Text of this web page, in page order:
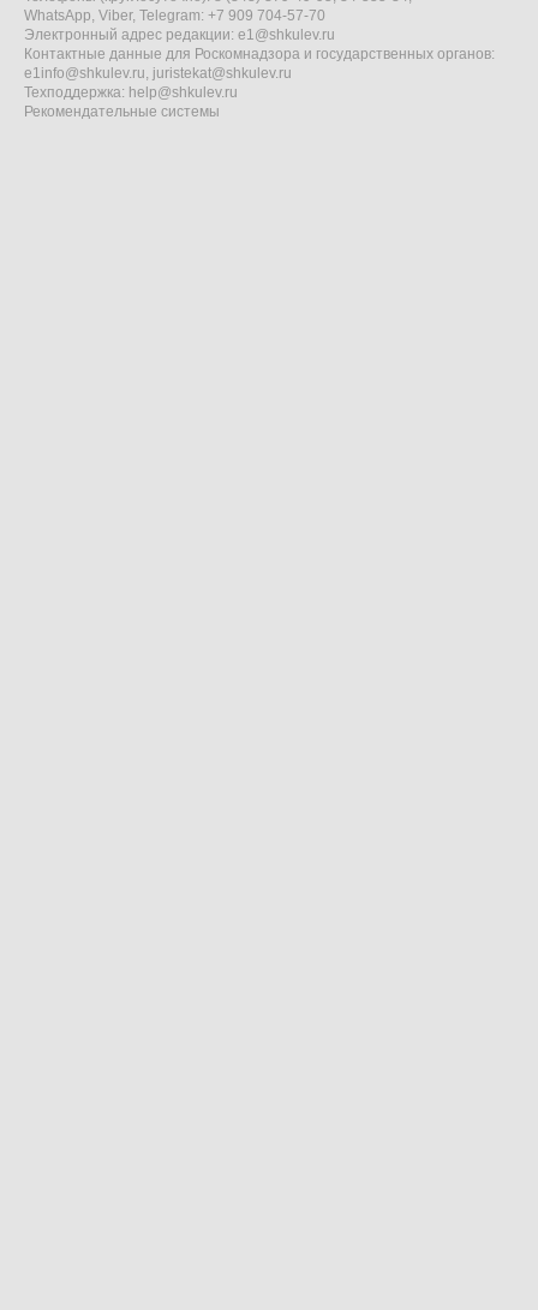
WhatsApp, Viber, Telegram: +7 909 704-57-70
Электронный адрес редакции: e1@shkulev.ru
Контактные данные для Роскомнадзора и государственных органов:
e1info@shkulev.ru, juristekat@shkulev.ru
Техподдержка: help@shkulev.ru
Рекомендательные системы